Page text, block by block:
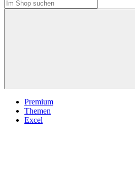
Premium
Themen
Excel